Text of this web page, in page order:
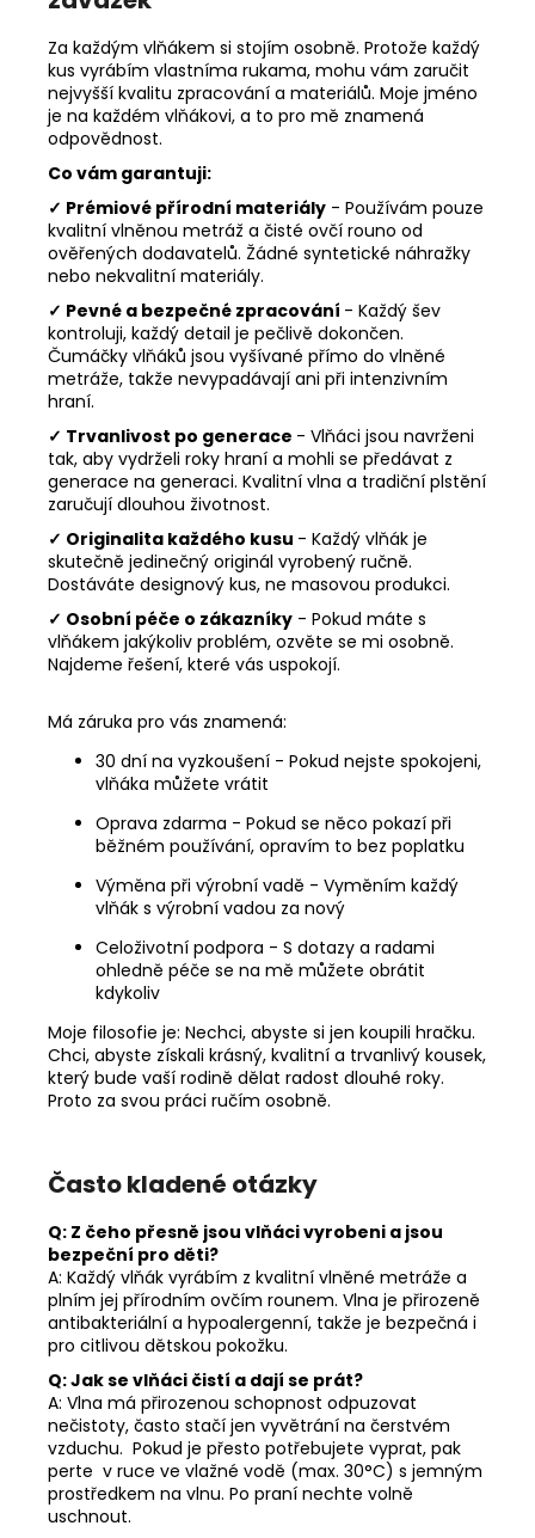
Za každým vlňákem si stojím osobně. Protože každý
kus vyrábím vlastníma rukama, mohu vám zaručit
nejvyšší kvalitu zpracování a materiálů. Moje jméno
je na každém vlňákovi, a to pro mě znamená
odpovědnost.
Co vám garantuji:
✓ Prémiové přírodní materiály - Používám pouze
kvalitní vlněnou metráž a čisté ovčí rouno od
ověřených dodavatelů. Žádné syntetické náhražky
nebo nekvalitní materiály.
✓ Pevné a bezpečné zpracování - Každý šev
kontroluji, každý detail je pečlivě dokončen.
Čumáčky vlňáků jsou vyšívané přímo do vlněné
metráže, takže nevypadávají ani při intenzivním
hraní.
✓ Trvanlivost po generace - Vlňáci jsou navrženi
tak, aby vydrželi roky hraní a mohli se předávat z
generace na generaci. Kvalitní vlna a tradiční plstění
zaručují dlouhou životnost.
✓ Originalita každého kusu - Každý vlňák je
skutečně jedinečný originál vyrobený ručně.
Dostáváte designový kus, ne masovou produkci.
✓ Osobní péče o zákazníky - Pokud máte s
vlňákem jakýkoliv problém, ozvěte se mi osobně.
Najdeme řešení, které vás uspokojí.
Má záruka pro vás znamená:
30 dní na vyzkoušení - Pokud nejste spokojeni,
vlňáka můžete vrátit
Oprava zdarma - Pokud se něco pokazí při
běžném používání, opravím to bez poplatku
Výměna při výrobní vadě - Vyměním každý
vlňák s výrobní vadou za nový
Celoživotní podpora - S dotazy a radami
ohledně péče se na mě můžete obrátit
kdykoliv
Moje filosofie je: Nechci, abyste si jen koupili hračku.
Chci, abyste získali krásný, kvalitní a trvanlivý kousek,
který bude vaší rodině dělat radost dlouhé roky.
Proto za svou práci ručím osobně.
Často kladené otázky
Q: Z čeho přesně jsou vlňáci vyrobeni a jsou
bezpeční pro děti?
A: Každý vlňák vyrábím z kvalitní vlněné metráže a
plním jej přírodním ovčím rounem. Vlna je přirozeně
antibakteriální a hypoalergenní, takže je bezpečná i
pro citlivou dětskou pokožku.
Q: Jak se vlňáci čistí a dají se prát?
A: Vlna má přirozenou schopnost odpuzovat
nečistoty, často stačí jen vyvětrání na čerstvém
vzduchu. Pokud je přesto potřebujete vyprat, pak
perte v ruce ve vlažné vodě (max. 30°C) s jemným
prostředkem na vlnu. Po praní nechte volně
uschnout.